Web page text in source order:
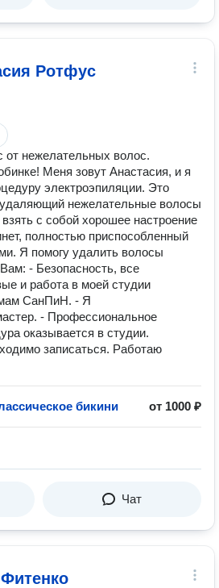
Ротфус
от нежелательных волос.
Меня зовут Анастасия, и я
электроэпиляции. Это
нежелательные волосы
с собой хорошее настроение
полностью приспособленный
Я помогу удалить волосы
- Безопасность, все
и работа в моей студии
СанПиН. - ⁠Я
- ⁠Профессиональное
оказывается в студии.
записаться. Работаю
бикини от 1000 ₽
Чат